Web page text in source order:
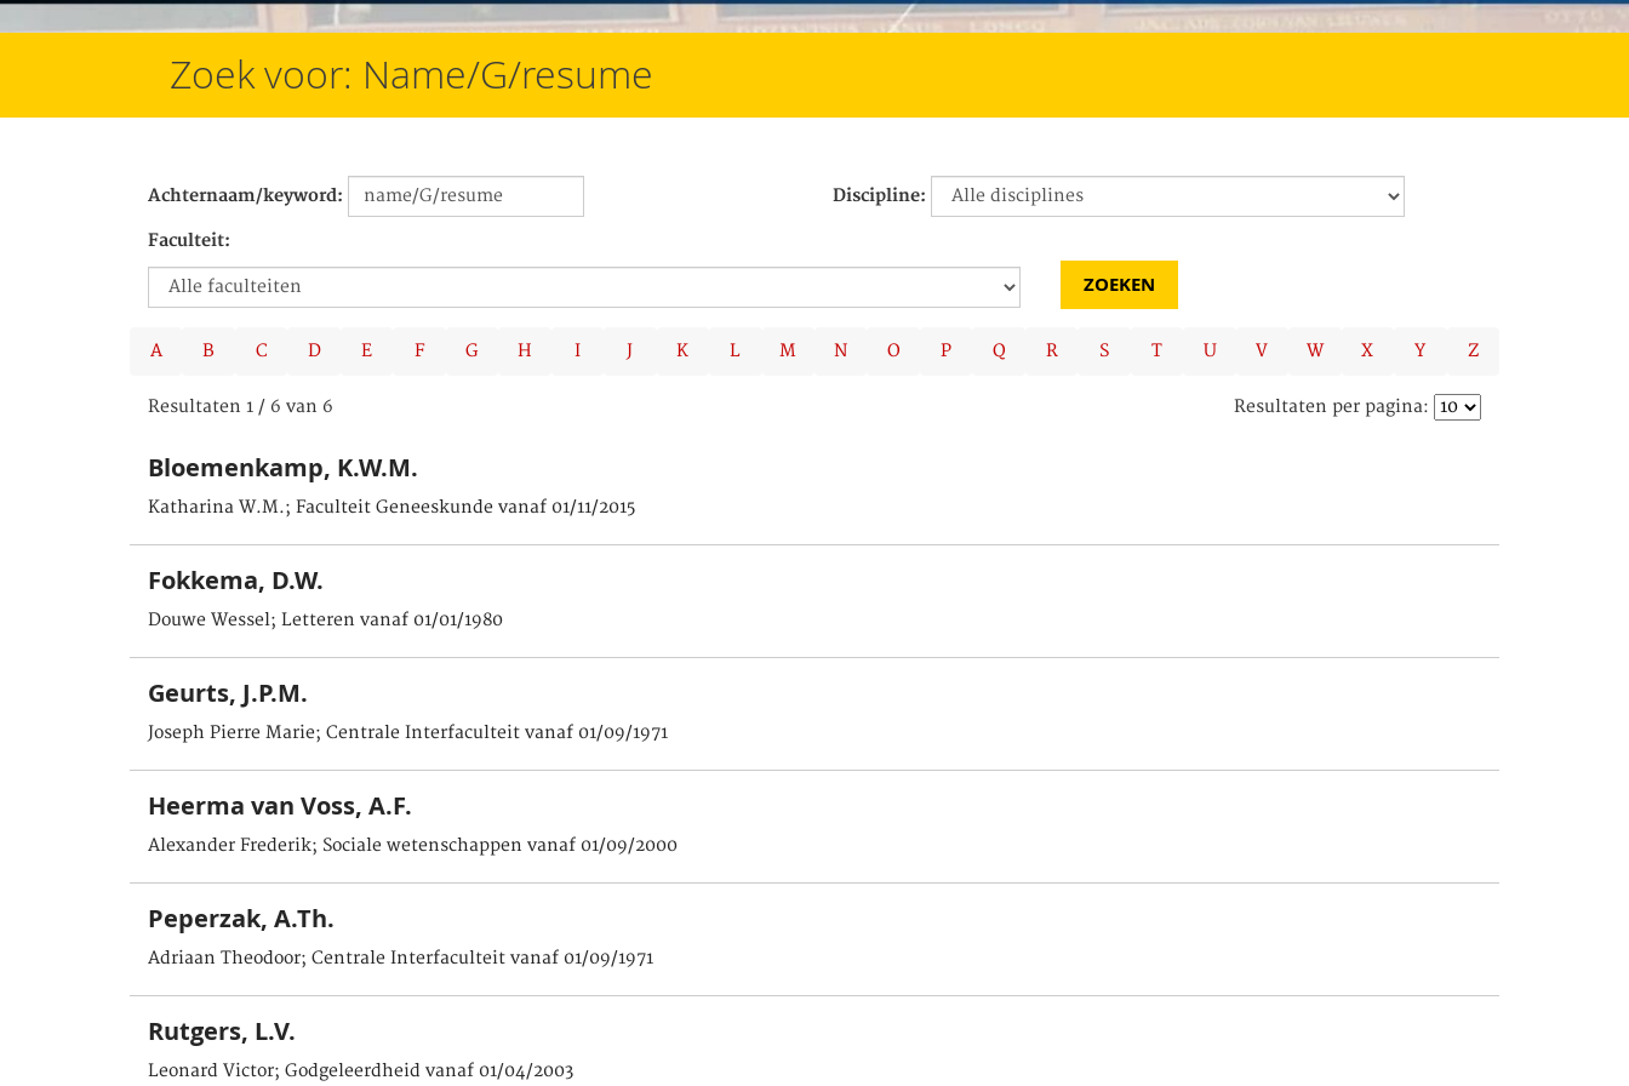
Zoek voor: Name/G/resume
Achternaam/keyword: Discipline:
Faculteit:
A B C D E F G H I J K L M N O P Q R S T U V W X Y Z
Resultaten 1 / 6 van 6 Resultaten per pagina:
Bloemenkamp, K.W.M.
Katharina W.M.; Faculteit Geneeskunde vanaf 01/11/2015
Fokkema, D.W.
Douwe Wessel; Letteren vanaf 01/01/1980
Geurts, J.P.M.
Joseph Pierre Marie; Centrale Interfaculteit vanaf 01/09/1971
Heerma van Voss, A.F.
Alexander Frederik; Sociale wetenschappen vanaf 01/09/2000
Peperzak, A.Th.
Adriaan Theodoor; Centrale Interfaculteit vanaf 01/09/1971
Rutgers, L.V.
Leonard Victor; Godgeleerdheid vanaf 01/04/2003